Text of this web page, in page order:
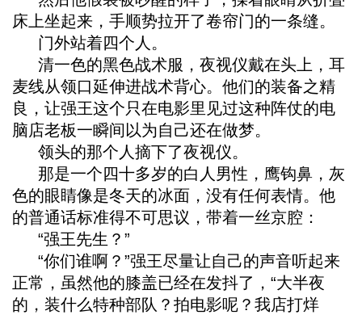
床上坐起来，手顺势拉开了卷帘门的一条缝。
门外站着四个人。
清一色的黑色战术服，夜视仪戴在头上，耳
麦线从领口延伸进战术背心。他们的装备之精
良，让强王这个只在电影里见过这种阵仗的电
脑店老板一瞬间以为自己还在做梦。
领头的那个人摘下了夜视仪。
那是一个四十多岁的白人男性，鹰钩鼻，灰
色的眼睛像是冬天的冰面，没有任何表情。他
的普通话标准得不可思议，带着一丝京腔：
“强王先生？”
“你们谁啊？”强王尽量让自己的声音听起来
正常，虽然他的膝盖已经在发抖了，“大半夜
的，装什么特种部队？拍电影呢？我店打烊